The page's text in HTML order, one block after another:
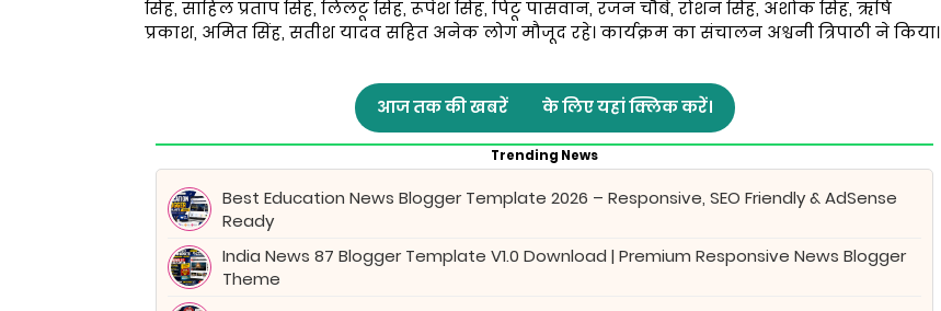
सिंह, साहिल प्रताप सिंह, लिलटू सिंह, रूपेश सिंह, पिंटू पासवान, रंजन चौबे, रोशन सिंह, अशोक सिंह, ऋषि
प्रकाश, अमित सिंह, सतीश यादव सहित अनेक लोग मौजूद रहे। कार्यक्रम का संचालन अश्वनी त्रिपाठी ने किया।
आज तक की खबरें के लिए यहां क्लिक करें।
Trending News
Best Education News Blogger Template 2026 – Responsive, SEO Friendly & AdSense
Ready
India News 87 Blogger Template V1.0 Download | Premium Responsive News Blogger
Theme